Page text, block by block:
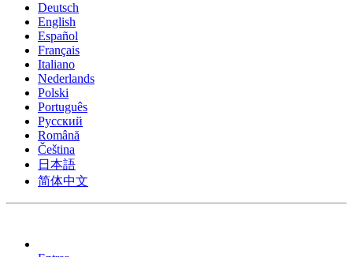
Deutsch
English
Español
Français
Italiano
Nederlands
Polski
Português
Pусский
Română
Čeština
日本語
简体中文